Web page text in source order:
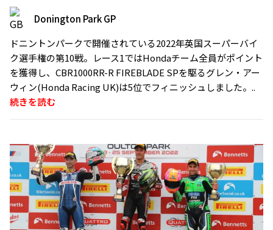
Donington Park GP
ドニントンパークで開催されている2022年英国スーパーバイ
ク選手権の第10戦。レース1ではHondaチーム全員がポイント
を獲得し、CBR1000RR-R FIREBLADE SPを駆るグレン・アー
ウィン(Honda Racing UK)は5位でフィニッシュしました。..
続きを読む